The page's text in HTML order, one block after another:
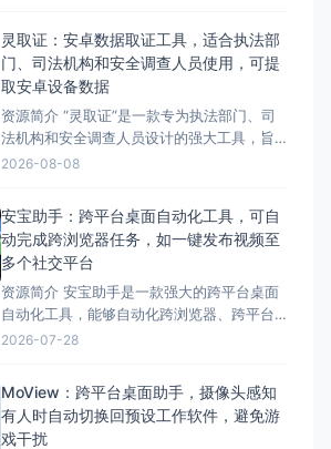
Yerong开发并开源，适用于个人用户、企业
用户、系统管理员和技术爱好者。无论您是
什么身份，Office
灵取证：安卓数据取证工具，适合执法部
门、司法机构和安全调查人员使用，可提
取安卓设备数据
资源简介 “灵取证”是一款专为执法部门、司
法机构和安全调查人员设计的强大工具，旨
在安全、高效地提取安卓设备中的各类数
它具有丰富的功能，包括通讯数据提取、多
媒体文件提取、应用数据提取、系统信息获
取等，并支持通过WiFi连接设备。该工具采
用先进的取证技术，
2026-08-08
安宝助手：跨平台桌面自动化工具，可自
动完成跨浏览器任务，如一键发布视频至
多个社交平台
资源简介 安宝助手是一款强大的跨平台桌面
自动化工具，能够自动化跨浏览器、跨平台
的任务，例如一键发布视频到多个社交媒体
动化、一键发布、强大的脚本生态、多账号
环境隔离、灵活的计划任务、可视化的操作
日志以及多平台视频上传助手等。 总的来
2026-07-28
MoView：跨平台桌面助手，摄像头感知
有人时自动切换回预设工作软件，避免游
戏干扰